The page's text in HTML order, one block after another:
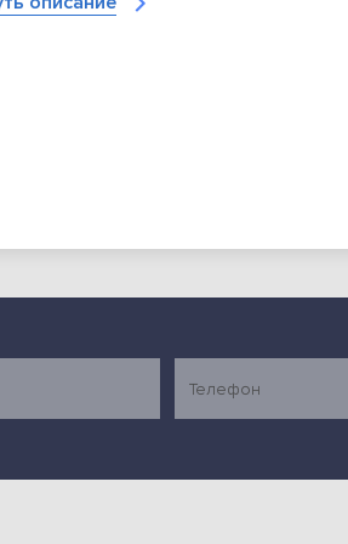
в соответствии с требованиями